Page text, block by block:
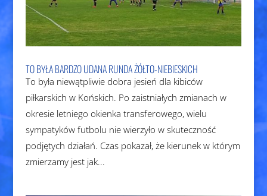
TO BYŁA BARDZO UDANA RUNDA ŻÓŁTO-NIEBIESKICH
To była niewątpliwie dobra jesień dla kibiców
piłkarskich w Końskich. Po zaistniałych zmianach w
okresie letniego okienka transferowego, wielu
sympatyków futbolu nie wierzyło w skuteczność
podjętych działań. Czas pokazał, że kierunek w którym
zmierzamy jest jak...